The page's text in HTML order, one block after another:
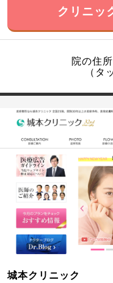
クリニッ
院の住
（タ
城本クリニック